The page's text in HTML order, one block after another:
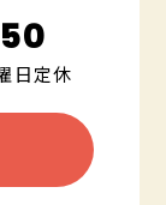
日定休